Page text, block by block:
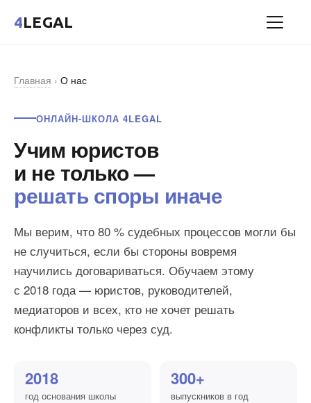
4LEGAL
Главная › О нас
ОНЛАЙН-ШКОЛА 4LEGAL
Учим юристов
и не только —
решать споры иначе
Мы верим, что 80 % судебных процессов могли бы
не случиться, если бы стороны вовремя
научились договариваться. Обучаем этому
с 2018 года — юристов, руководителей,
медиаторов и всех, кто не хочет решать
конфликты только через суд.
2018
год основания школы
300+
выпускников в год